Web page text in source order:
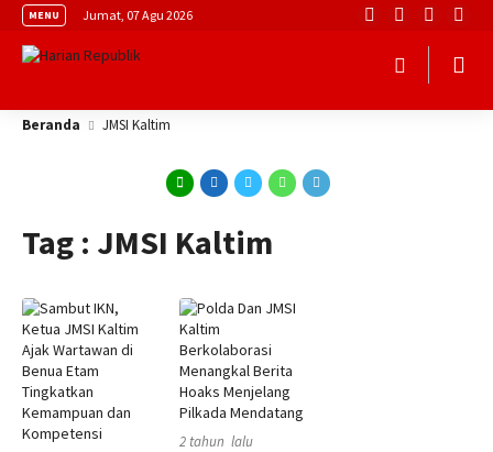
MENU Jumat, 07 Agu 2026
Beranda JMSI Kaltim
Tag : JMSI Kaltim
2 tahun lalu